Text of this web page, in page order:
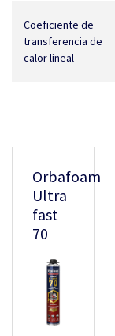
Coeficiente de
transferencia de
calor lineal
Orbafoam
Ultra
fast
70